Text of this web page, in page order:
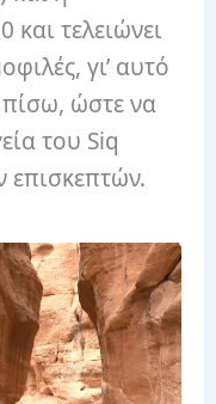
και τελειώνει
γι’ αυτό
πίσω, ώστε να
του Siq
επισκεπτών.